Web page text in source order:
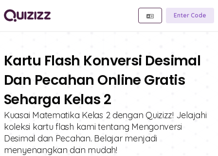
Enter Code
Kartu Flash Konversi Desimal
Dan Pecahan Online Gratis
Seharga Kelas 2
Kuasai Matematika Kelas 2 dengan Quizizz! Jelajahi
koleksi kartu flash kami tentang Mengonversi
Desimal dan Pecahan. Belajar menjadi
menyenangkan dan mudah!